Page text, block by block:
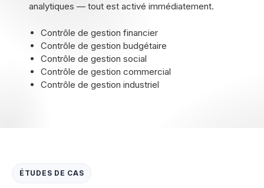
analytiques — tout est activé immédiatement.
Contrôle de gestion financier
Contrôle de gestion budgétaire
Contrôle de gestion social
Contrôle de gestion commercial
Contrôle de gestion industriel
ÉTUDES DE CAS